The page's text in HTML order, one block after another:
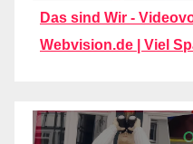
Das sind Wir -
Webvision.de | Viel